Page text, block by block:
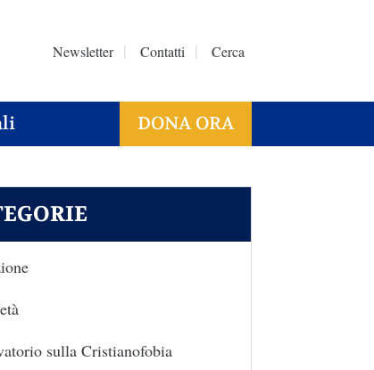
Newsletter Contatti Cerca
DONA ORA
sulla Cristianofobia